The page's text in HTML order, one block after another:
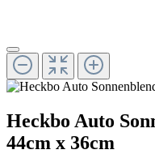
Heckbo Auto
44cm x 36cm